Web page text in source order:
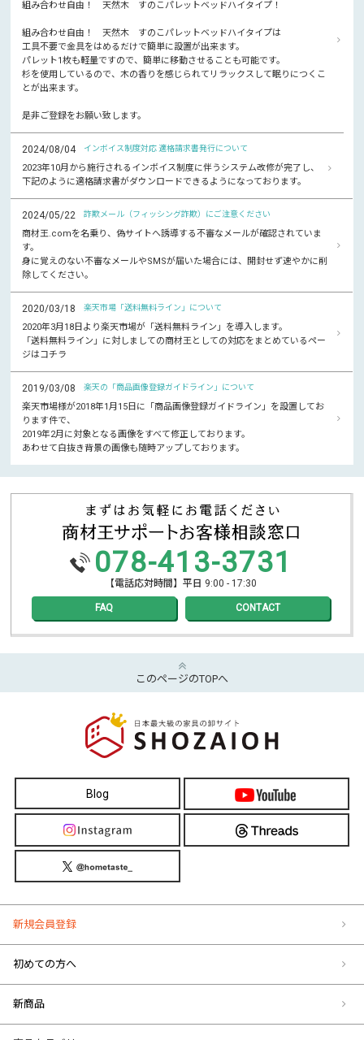
組み合わせ自由！ 天然木 すのこパレットベッドハイタイプ！
組み合わせ自由！ 天然木 すのこパレットベッドハイタイプは
工具不要で金具をはめるだけで簡単に設置が出来ます。
パレット1枚も軽量ですので、簡単に移動させることも可能です。
杉を使用しているので、木の香りを感じられてリラックスして眠りにつくこ
とが出来ます。
是非ご登録をお願い致します。
2024/08/04 インボイス制度対応 適格請求書発行について
2023年10月から施行されるインボイス制度に伴うシステム改修が完了し、
下記のように適格請求書がダウンロードできるようになっております。
2024/05/22 詐欺メール（フィッシング詐欺）にご注意ください
商材王.comを名乗り、偽サイトへ誘導する不審なメールが確認されていま
す。
身に覚えのない不審なメールやSMSが届いた場合には、開封せず速やかに削
除してください。
2020/03/18 楽天市場「送料無料ライン」について
2020年3月18日より楽天市場が「送料無料ライン」を導入します。
「送料無料ライン」に対しましての商材王としての対応をまとめているペー
ジはコチラ
2019/03/08 楽天の「商品画像登録ガイドライン」について
楽天市場様が2018年1月15日に「商品画像登録ガイドライン」を設置してお
ります件で、
2019年2月に対象となる画像をすべて修正しております。
あわせて白抜き背景の画像も随時アップしております。
078-413-3731
【電話応対時間】平日 9:00 - 17:30
FAQ CONTACT
このページのTOPへ
Blog
新規会員登録
初めての方へ
新商品